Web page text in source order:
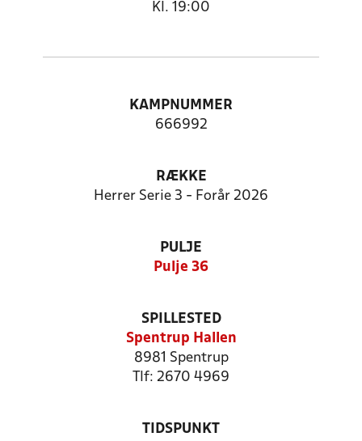
Kl. 19:00
KAMPNUMMER
666992
RÆKKE
Herrer Serie 3 - Forår 2026
PULJE
Pulje 36
SPILLESTED
Spentrup Hallen
8981 Spentrup
Tlf: 2670 4969
TIDSPUNKT